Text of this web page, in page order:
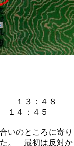
３：４８
４：４５
いのところに寄
。 最初は反対か